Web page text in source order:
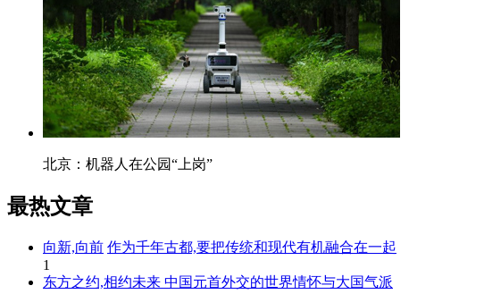
北京：机器人在公园“上岗”
最热文章
向新,向前 作为千年古都,要把传统和现代有机融合在一起
1
东方之约,相约未来 中国元首外交的世界情怀与大国气派